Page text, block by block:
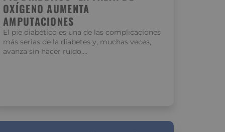
OXÍGENO AUMENTA
AMPUTACIONES
El pie diabético es una de las complicaciones
más serias de la diabetes y, muchas veces,
avanza sin hacer ruido….